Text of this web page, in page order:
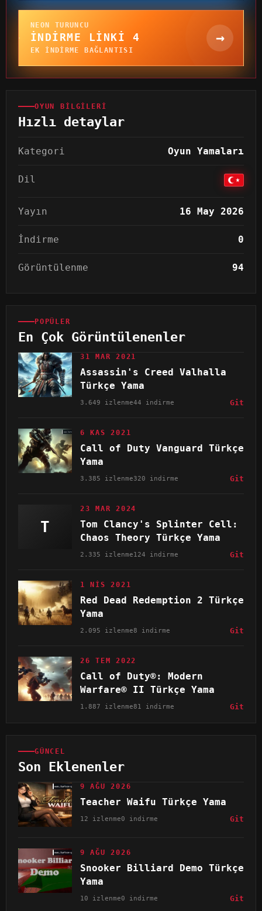
NEON TURUNCU
İNDIRME LINKI 4
EK INDIRME BAĞLANTISI
→
OYUN BILGILERI
Hızlı detaylar
Kategori Oyun Yamaları
Dil
Yayın 16 May 2026
İndirme 0
Görüntülenme 94
POPÜLER
En Çok Görüntülenenler
31 MAR 2021
Assassin's Creed Valhalla
Türkçe Yama
3.649 izlenme44 indirme Git
6 KAS 2021
Call of Duty Vanguard Türkçe
Yama
3.385 izlenme320 indirme Git
T
23 MAR 2024
Tom Clancy's Splinter Cell:
Chaos Theory Türkçe Yama
2.335 izlenme124 indirme Git
1 NIS 2021
Red Dead Redemption 2 Türkçe
Yama
2.095 izlenme8 indirme Git
26 TEM 2022
Call of Duty®: Modern
Warfare® II Türkçe Yama
1.887 izlenme81 indirme Git
GÜNCEL
Son Eklenenler
9 AĞU 2026
Teacher Waifu Türkçe Yama
12 izlenme0 indirme Git
9 AĞU 2026
Snooker Billiard Demo Türkçe
Yama
10 izlenme0 indirme Git